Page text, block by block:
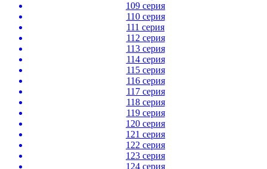
109 серия
110 серия
111 серия
112 серия
113 серия
114 серия
115 серия
116 серия
117 серия
118 серия
119 серия
120 серия
121 серия
122 серия
123 серия
124 серия